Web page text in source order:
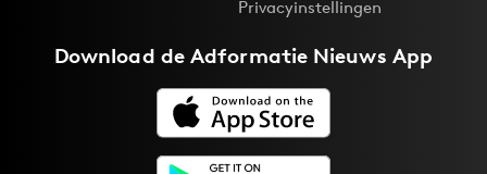
Privacyinstellingen
Download deAdformatie Nieuws App